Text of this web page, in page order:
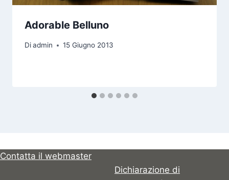
Adorable Belluno
Diadmin 15 Giugno 2013
Contatta il webmaster
Dichiarazione di